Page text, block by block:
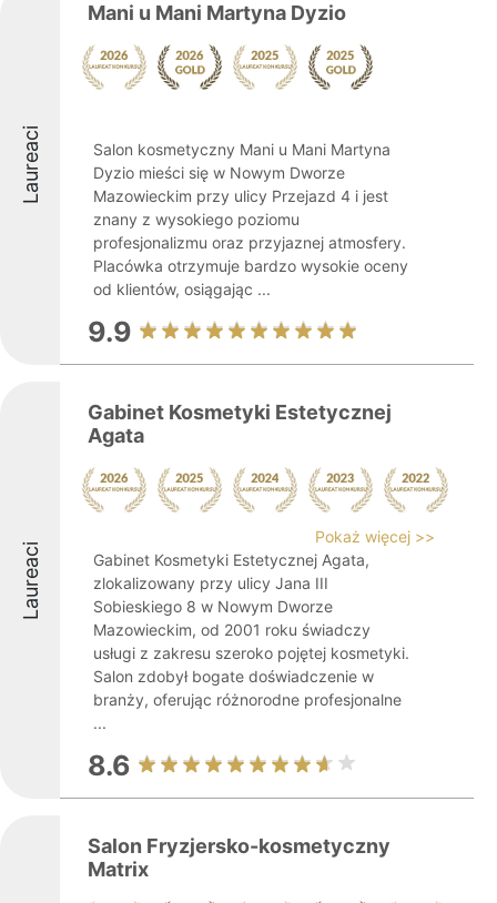
Laureaci
Mani u Mani Martyna Dyzio
Salon kosmetyczny Mani u Mani Martyna
Dyzio mieści się w Nowym Dworze
Mazowieckim przy ulicy Przejazd 4 i jest
znany z wysokiego poziomu
profesjonalizmu oraz przyjaznej atmosfery.
Placówka otrzymuje bardzo wysokie oceny
od klientów, osiągając ...
9.9
Laureaci
Gabinet Kosmetyki Estetycznej
Agata
Pokaż więcej >>
Gabinet Kosmetyki Estetycznej Agata,
zlokalizowany przy ulicy Jana III
Sobieskiego 8 w Nowym Dworze
Mazowieckim, od 2001 roku świadczy
usługi z zakresu szeroko pojętej kosmetyki.
Salon zdobył bogate doświadczenie w
branży, oferując różnorodne profesjonalne
...
8.6
Salon Fryzjersko-kosmetyczny
Matrix